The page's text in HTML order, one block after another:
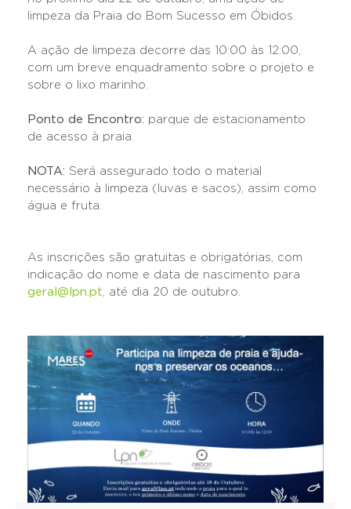
limpeza da Praia do Bom Sucesso em Óbidos.
A ação de limpeza decorre das 10:00 às 12:00,
com um breve enquadramento sobre o projeto e
sobre o lixo marinho.
Ponto de Encontro: parque de estacionamento
de acesso à praia.
NOTA: Será assegurado todo o material
necessário à limpeza (luvas e sacos), assim como
água e fruta.
As inscrições são gratuitas e obrigatórias, com
indicação do nome e data de nascimento para
geral@lpn.pt, até dia 20 de outubro.